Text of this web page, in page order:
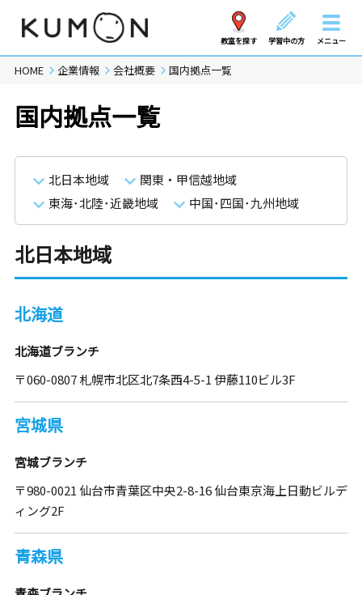
教室を探す 学習中の方 メニュー
HOME 企業情報 会社概要 国内拠点一覧
国内拠点一覧
北日本地域
関東・甲信越地域
東海･北陸･近畿地域
中国･四国･九州地域
北日本地域
北海道
北海道ブランチ
〒060-0807 札幌市北区北7条西4-5-1 伊藤110ビル3F
宮城県
宮城ブランチ
〒980-0021 仙台市青葉区中央2-8-16 仙台東京海上日動ビルデ
ィング2F
青森県